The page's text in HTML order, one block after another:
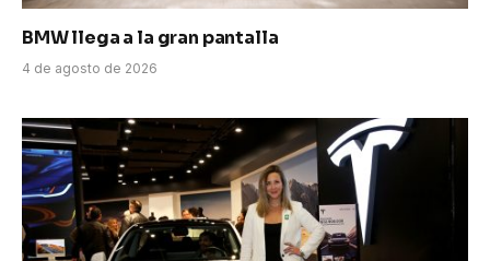
BMW llega a la gran pantalla
4 de agosto de 2026